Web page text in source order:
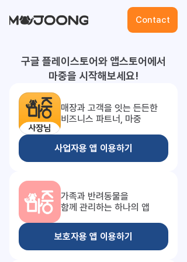
구글 플레이스토어와 앱스토어에서
마중을 시작해보세요!
매장과 고객을 잇는 든든한
비즈니스 파트너, 마중
사업자용 앱 이용하기
가족과 반려동물을
함께 관리하는 하나의 앱
보호자용 앱 이용하기
Contact